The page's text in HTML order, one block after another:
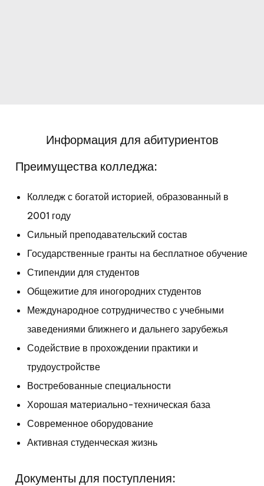
Информация для абитуриентов
Преимущества колледжа:
Колледж с богатой историей, образованный в
2001 году
Сильный преподавательский состав
Государственные гранты на бесплатное обучение
Стипендии для студентов
Общежитие для иногородних студентов
Международное сотрудничество с учебными
заведениями ближнего и дальнего зарубежья
Содействие в прохождении практики и
трудоустройстве
Востребованные специальности
Хорошая материально-техническая база
Современное оборудование
Активная студенческая жизнь
Документы для поступления: